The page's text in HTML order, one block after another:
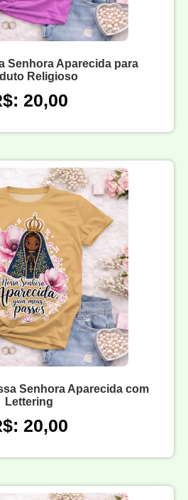
Senhora Aparecida para
Religioso
20,00
Senhora Aparecida com
Lettering
20,00